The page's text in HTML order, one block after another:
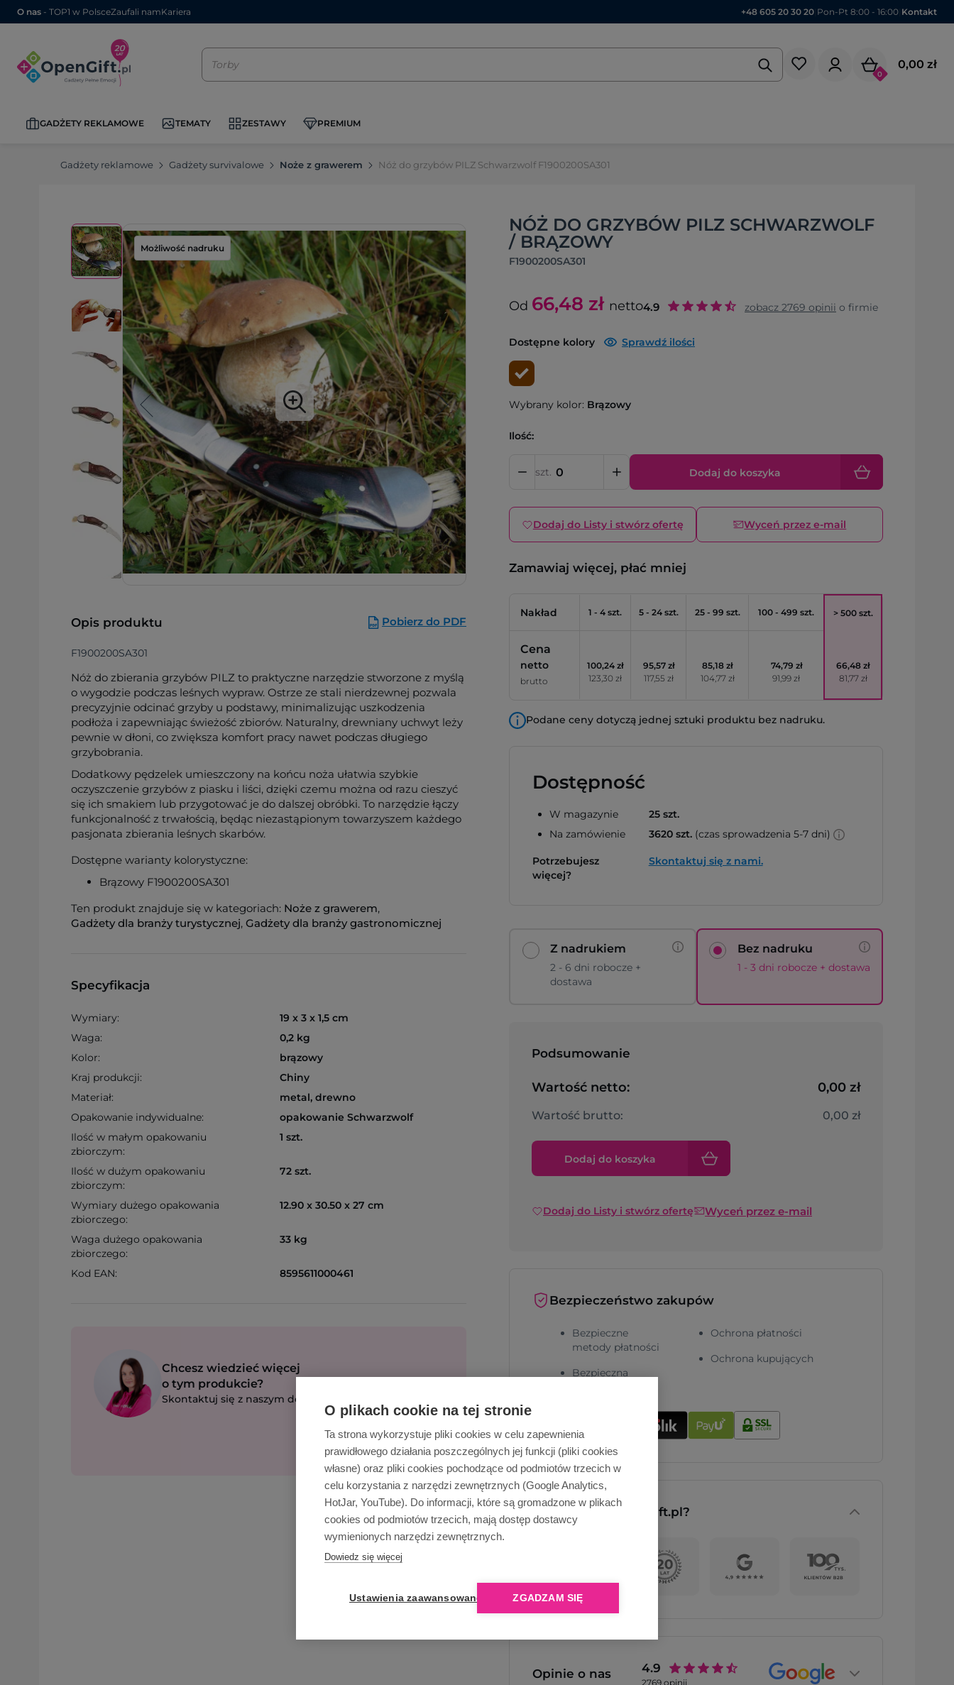
O plikach cookie na tej stronie
Ta strona wykorzystuje pliki cookies w celu zapewnienia
prawidłowego działania poszczególnych jej funkcji (pliki cookies
własne) oraz pliki cookies pochodzące od podmiotów trzecich w
celu korzystania z narzędzi zewnętrznych (Google Analytics,
HotJar, YouTube). Do informacji, które są gromadzone w plikach
cookies od podmiotów trzecich, mają dostęp dostawcy
wymienionych narzędzi zewnętrznych.
Dowiedz się więcej
Ustawienia zaawansowane ZGADZAM SIĘ
O nas - TOP1 w PolsceZaufali namKariera +48 605 20 30 20 Pon-Pt 8:00 - 16:00 Kontakt
0
0,00 zł
GADŻETY REKLAMOWE TEMATY ZESTAWY PREMIUM
Gadżety reklamowe Gadżety survivalowe Noże z grawerem Nóż do grzybów PILZ Schwarzwolf F1900200SA301
NÓŻ DO GRZYBÓW PILZ SCHWARZWOLF
/ BRĄZOWY
F1900200SA301
Możliwość nadruku
Opis produktu Pobierz do PDF
F1900200SA301
Nóż do zbierania grzybów PILZ to praktyczne narzędzie stworzone z myślą
o wygodzie podczas leśnych wypraw. Ostrze ze stali nierdzewnej pozwala
precyzyjnie odcinać grzyby u podstawy, minimalizując uszkodzenia
podłoża i zapewniając świeżość zbiorów. Naturalny, drewniany uchwyt leży
pewnie w dłoni, co zwiększa komfort pracy nawet podczas długiego
grzybobrania.
Dodatkowy pędzelek umieszczony na końcu noża ułatwia szybkie
oczyszczenie grzybów z piasku i liści, dzięki czemu można od razu cieszyć
się ich smakiem lub przygotować je do dalszej obróbki. To narzędzie łączy
funkcjonalność z trwałością, będąc niezastąpionym towarzyszem każdego
pasjonata zbierania leśnych skarbów.
Dostępne warianty kolorystyczne:
Brązowy F1900200SA301
Ten produkt znajduje się w kategoriach: Noże z grawerem,
Gadżety dla branży turystycznej, Gadżety dla branży gastronomicznej
Specyfikacja
Wymiary:
19 x 3 x 1,5 cm
Waga:
0,2 kg
Kolor:
brązowy
Kraj produkcji:
Chiny
Materiał:
metal, drewno
Opakowanie indywidualne:
opakowanie Schwarzwolf
Ilość w małym opakowaniu
zbiorczym:
1 szt.
Ilość w dużym opakowaniu
zbiorczym:
72 szt.
Wymiary dużego opakowania
zbiorczego:
12.90 x 30.50 x 27 cm
Waga dużego opakowania
zbiorczego:
33 kg
Kod EAN: 8595611000461
Chcesz wiedzieć więcej
o tym produkcie?
Skontaktuj się z naszym doradcą!
Wyślij zapytanie
Od 66,48 zł netto4.9 zobacz 2769 opinii o firmie
Dostępne kolory Sprawdź ilości
Wybrany kolor: Brązowy
Ilość:
szt. Dodaj do koszyka
Dodaj do Listy i stwórz ofertę Wyceń przez e-mail
Zamawiaj więcej, płać mniej
Nakład 1 - 4 szt. 5 - 24 szt. 25 - 99 szt. 100 - 499 szt. > 500 szt.
Cena
netto
brutto
100,24 zł
123,30 zł
95,57 zł
117,55 zł
85,18 zł
104,77 zł
74,79 zł
91,99 zł
66,48 zł
81,77 zł
Podane ceny dotyczą jednej sztuki produktu bez nadruku.
Dostępność
W magazynie
Na zamówienie
25 szt.
3620 szt.(czas sprowadzenia 5-7 dni)
Potrzebujesz
więcej?
Skontaktuj się z nami.
Z nadrukiem
2 - 6 dni robocze +
dostawa
Bez nadruku
1 - 3 dni robocze + dostawa
Podsumowanie
Wartość netto: 0,00 zł
Wartość brutto: 0,00 zł
Dodaj do koszyka
Dodaj do Listy i stwórz ofertę Wyceń przez e-mail
Bezpieczeństwo zakupów
Bezpieczne
metody płatności
Bezpieczna
Ochrona płatności
Ochrona kupujących
Dlaczego OpenGift.pl?
Opinie o nas 4.9
2769opinii